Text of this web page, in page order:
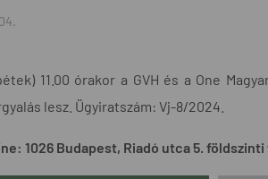
11.00 órakor a GVH és a One
lesz. Ügyiratszám: Vj-8/2024.
1026 Budapest, Riadó utca 5.